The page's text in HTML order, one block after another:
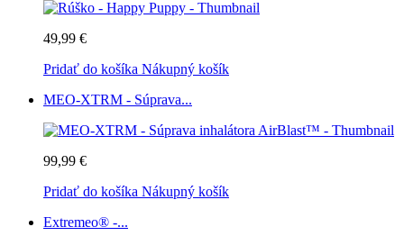
49,99 €
Pridať do košíka Nákupný košík
MEO-XTRM - Súprava...
99,99 €
Pridať do košíka Nákupný košík
Extremeo® -...